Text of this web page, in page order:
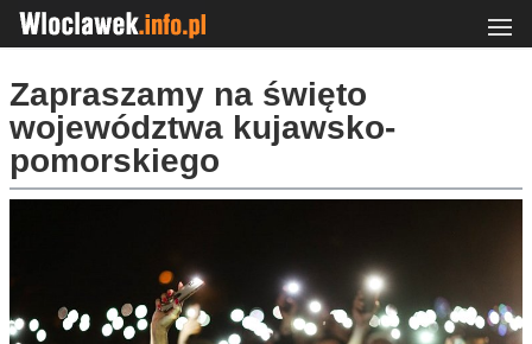
Zapraszamy na święto
województwa kujawsko-
pomorskiego